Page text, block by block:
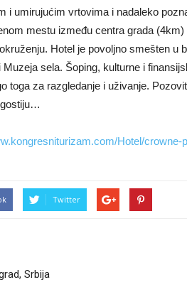
i umirujućim vrtovima i nadaleko
mestu između centra grada
Hotel je povoljno smešten u
sela. Šoping, kulturne i
toga za razgledanje i uživanje.
gostiju…
Hotel/crowne-
Twitter
Srbija